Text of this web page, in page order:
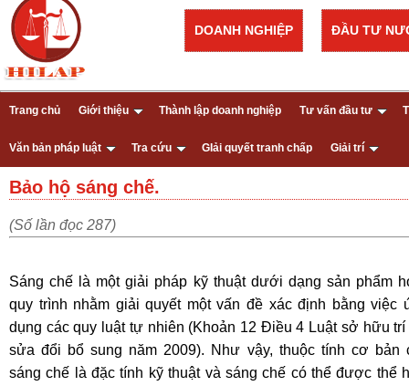
ĐẦU TƯ
DOANH NGHIỆP
Trang chủ Giới thiệu Thành lập doanh nghiệp Tư vấn đầu tư
Văn bản pháp luật Tra cứu GIải quyết tranh chấp Giải trí
Bảo hộ sáng chế.
(Số lần đọc 287)
Sáng chế là một giải pháp kỹ thuật dưới dạng sản phẩm
quy trình nhằm giải quyết một vấn đề xác định bằng việc
dụng các quy luật tự nhiên (Khoản 12 Điều 4 Luật sở hữu trí
sửa đổi bổ sung năm 2009). Như vậy, thuộc tính cơ bản
sáng chế là đặc tính kỹ thuật và sáng chế có thể được thể